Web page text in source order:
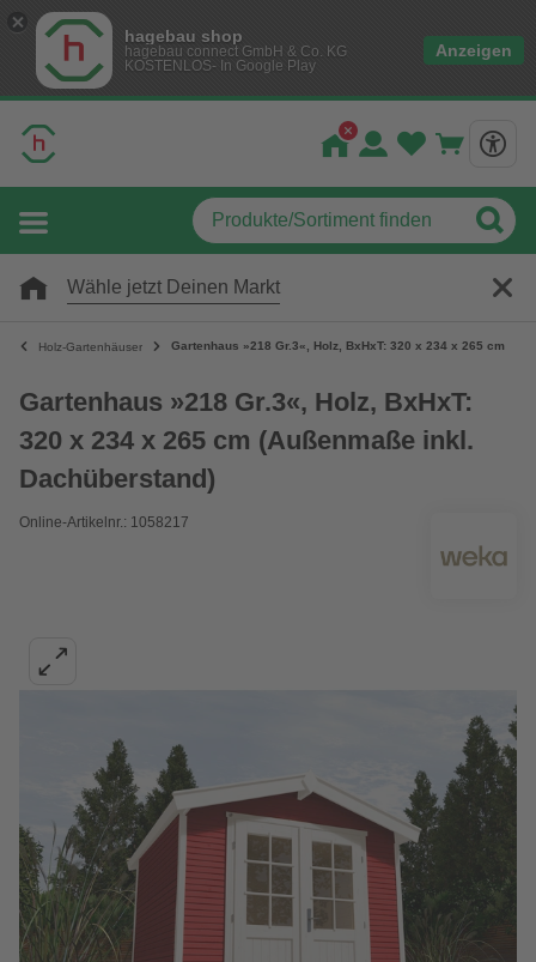
hagebau shop
hagebau connect GmbH & Co. KG
KOSTENLOS- In Google Play
Anzeigen
Wähle jetzt Deinen Markt
Holz-Gartenhäuser Gartenhaus »218 Gr.3«, Holz, BxHxT: 320 x 234 x 265 cm
Gartenhaus »218 Gr.3«, Holz, BxHxT:
320 x 234 x 265 cm (Außenmaße inkl.
Dachüberstand)
Online-Artikelnr.: 1058217